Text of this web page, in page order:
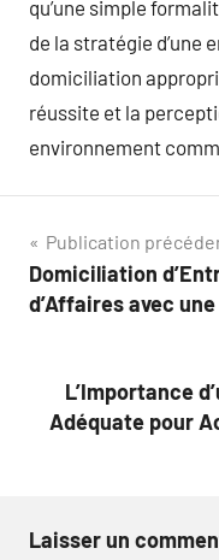
qu’une simple
de la stratégie d’une
domiciliation
réussite et la
environnement
Navigation
de
Publication
Domiciliation
d’Affaires avec
L’Importance
Adéquate pour
Laisser un